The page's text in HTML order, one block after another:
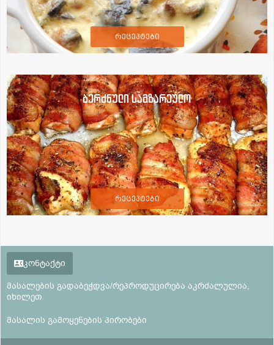
რეცეპტები
ბერძნული სამზარეულო
რეცეპტები
კონტაქტი
მასალების გადაბეჭდვა/რეპროდუცირება აკრძალულია,
იხილეთ
მასალის გამოყენების პირობები